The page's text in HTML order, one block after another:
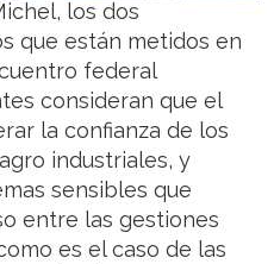
los dos
que están metidos en
federal
consideran que el
la confianza de los
industriales, y
sensibles que
entre las gestiones
es el caso de las